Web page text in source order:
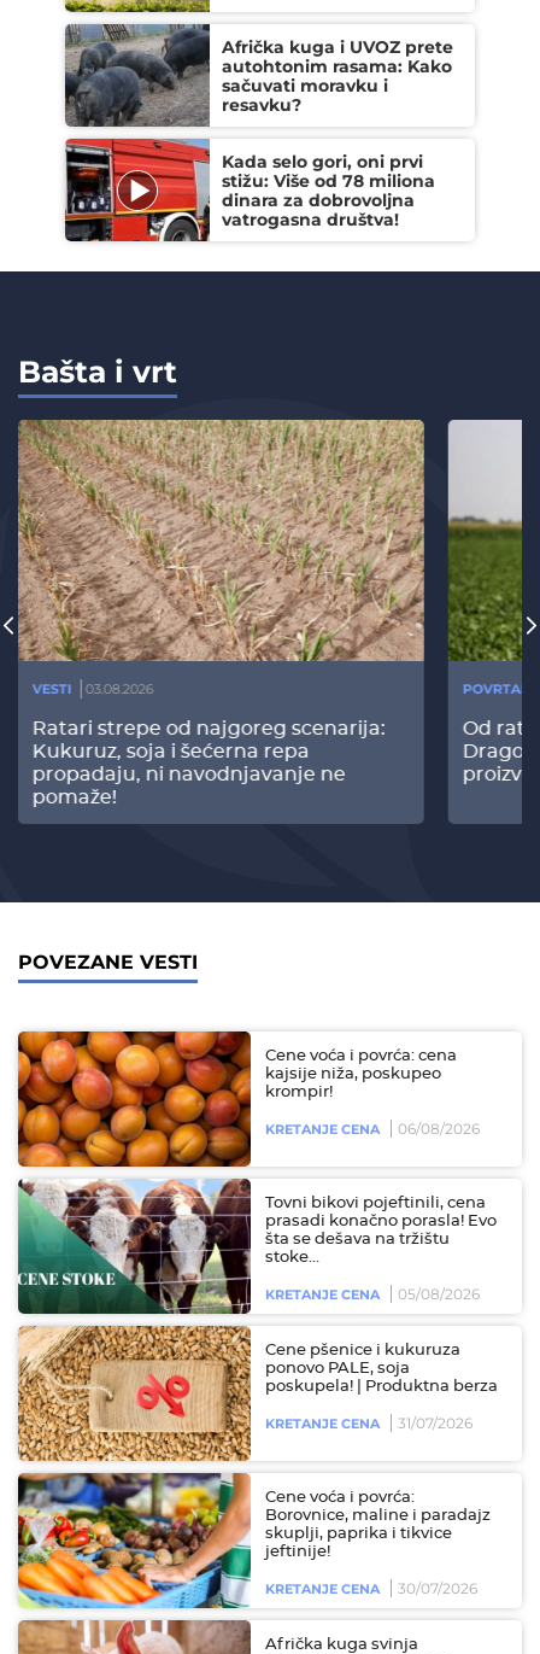
Afrička kuga i UVOZ prete
autohtonim rasama: Kako
sačuvati moravku i
resavku?
Kada selo gori, oni prvi
stižu: Više od 78 miliona
dinara za dobrovoljna
vatrogasna društva!
Bašta i vrt
VESTI 03.08.2026
Ratari strepe od najgoreg scenarija:
Kukuruz, soja i šećerna repa
propadaju, ni navodnjavanje ne
pomaže!
Od
POVEZANE VESTI
Cene voća i povrća: cena
kajsije niža, poskupeo
krompir!
KRETANJE CENA 06/08/2026
Tovni bikovi pojeftinili, cena
prasadi konačno porasla! Evo
šta se dešava na tržištu
stoke...
KRETANJE CENA 05/08/2026
Cene pšenice i kukuruza
ponovo PALE, soja
poskupela! | Produktna berza
KRETANJE CENA 31/07/2026
Cene voća i povrća:
Borovnice, maline i paradajz
skuplji, paprika i tikvice
jeftinije!
KRETANJE CENA 30/07/2026
Afrička kuga svinja